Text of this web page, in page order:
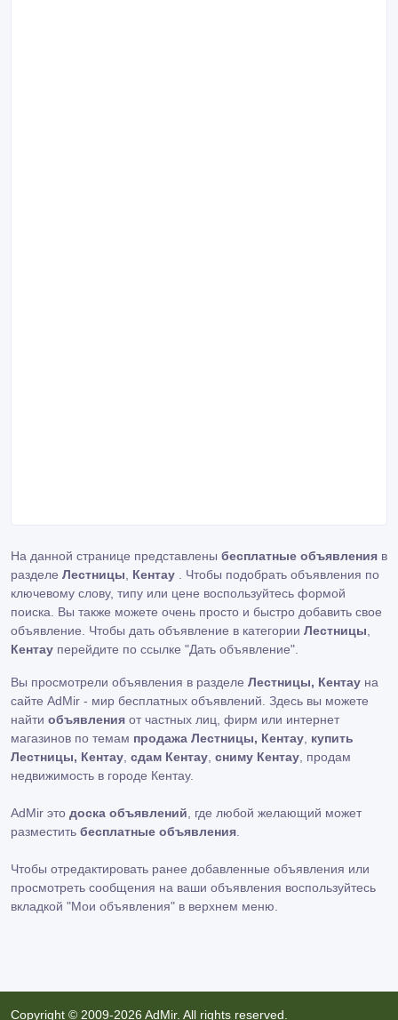
На данной странице представлены бесплатные объявления в
разделе Лестницы Кентау . Чтобы подобрать объявления по
ключевому слову, типу или цене воспользуйтесь формой
поиска. Вы также можете очень просто и быстро добавить свое
объявление. Чтобы дать объявление в категории Лестницы
Кентау перейдите по ссылке "Дать объявление"
Вы просмотрели объявления в разделе Лестницы, Кентау на
сайте AdMir - мир бесплатных объявлений. Здесь вы можете
найти объявления от частных лиц, фирм или интернет
магазинов по темам продажа Лестницы, Кентау купить
Лестницы, Кентау сдам Кентау сниму Кентау , продам
недвижимость в городе Кентау.
AdMir это доска объявлений , где любой желающий может
разместить бесплатные объявления
Чтобы отредактировать ранее добавленные объявления или
просмотреть сообщения на ваши объявления воспользуйтесь
вкладкой "Мои объявления" в верхнем меню.
Copyright © 2009-2026 AdMir. All rights reserved.